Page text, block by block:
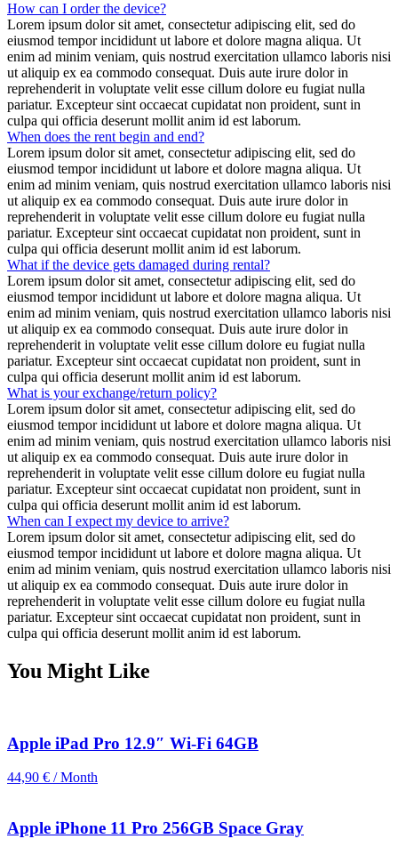
How can I order the device?
Lorem ipsum dolor sit amet, consectetur adipiscing elit, sed do
eiusmod tempor incididunt ut labore et dolore magna aliqua. Ut
enim ad minim veniam, quis nostrud exercitation ullamco laboris nisi
ut aliquip ex ea commodo consequat. Duis aute irure dolor in
reprehenderit in voluptate velit esse cillum dolore eu fugiat nulla
pariatur. Excepteur sint occaecat cupidatat non proident, sunt in
culpa qui officia deserunt mollit anim id est laborum.
When does the rent begin and end?
Lorem ipsum dolor sit amet, consectetur adipiscing elit, sed do
eiusmod tempor incididunt ut labore et dolore magna aliqua. Ut
enim ad minim veniam, quis nostrud exercitation ullamco laboris nisi
ut aliquip ex ea commodo consequat. Duis aute irure dolor in
reprehenderit in voluptate velit esse cillum dolore eu fugiat nulla
pariatur. Excepteur sint occaecat cupidatat non proident, sunt in
culpa qui officia deserunt mollit anim id est laborum.
What if the device gets damaged during rental?
Lorem ipsum dolor sit amet, consectetur adipiscing elit, sed do
eiusmod tempor incididunt ut labore et dolore magna aliqua. Ut
enim ad minim veniam, quis nostrud exercitation ullamco laboris nisi
ut aliquip ex ea commodo consequat. Duis aute irure dolor in
reprehenderit in voluptate velit esse cillum dolore eu fugiat nulla
pariatur. Excepteur sint occaecat cupidatat non proident, sunt in
culpa qui officia deserunt mollit anim id est laborum.
What is your exchange/return policy?
Lorem ipsum dolor sit amet, consectetur adipiscing elit, sed do
eiusmod tempor incididunt ut labore et dolore magna aliqua. Ut
enim ad minim veniam, quis nostrud exercitation ullamco laboris nisi
ut aliquip ex ea commodo consequat. Duis aute irure dolor in
reprehenderit in voluptate velit esse cillum dolore eu fugiat nulla
pariatur. Excepteur sint occaecat cupidatat non proident, sunt in
culpa qui officia deserunt mollit anim id est laborum.
When can I expect my device to arrive?
Lorem ipsum dolor sit amet, consectetur adipiscing elit, sed do
eiusmod tempor incididunt ut labore et dolore magna aliqua. Ut
enim ad minim veniam, quis nostrud exercitation ullamco laboris nisi
ut aliquip ex ea commodo consequat. Duis aute irure dolor in
reprehenderit in voluptate velit esse cillum dolore eu fugiat nulla
pariatur. Excepteur sint occaecat cupidatat non proident, sunt in
culpa qui officia deserunt mollit anim id est laborum.
You Might Like
Apple iPad Pro 12.9″ Wi-Fi 64GB
44,90 € / Month
Apple iPhone 11 Pro 256GB Space Gray